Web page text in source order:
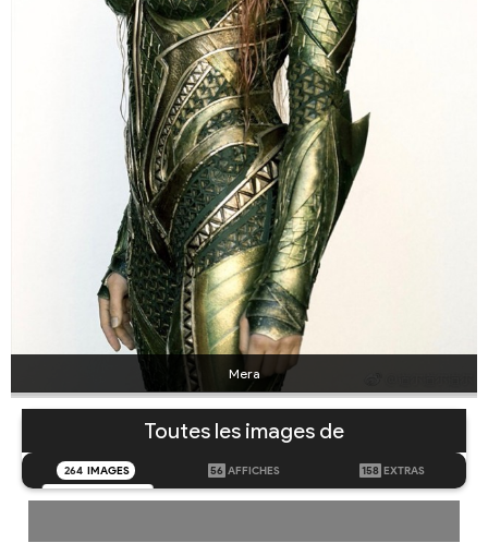
Mera
Toutes les images de
264 IMAGES 56 AFFICHES 158 EXTRAS